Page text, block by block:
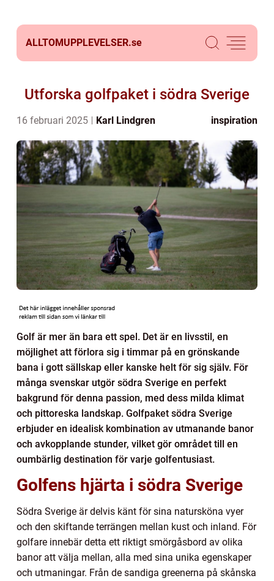
ALLTOMUPPLEVELSER.se
Utforska golfpaket i södra Sverige
16 februari 2025 Karl Lindgren inspiration
Golf är mer än bara ett spel. Det är en livsstil, en
möjlighet att förlora sig i timmar på en grönskande
bana i gott sällskap eller kanske helt för sig själv. För
många svenskar utgör södra Sverige en perfekt
bakgrund för denna passion, med dess milda klimat
och pittoreska landskap. Golfpaket södra Sverige
erbjuder en idealisk kombination av utmanande banor
och avkopplande stunder, vilket gör området till en
oumbärlig destination för varje golfentusiast.
Golfens hjärta i södra Sverige
Södra Sverige är delvis känt för sina natursköna vyer
och den skiftande terrängen mellan kust och inland. För
golfare innebär detta ett riktigt smörgåsbord av olika
banor att välja mellan, alla med sina unika egenskaper
och utmaningar. Från de sandiga greenerna på skånska